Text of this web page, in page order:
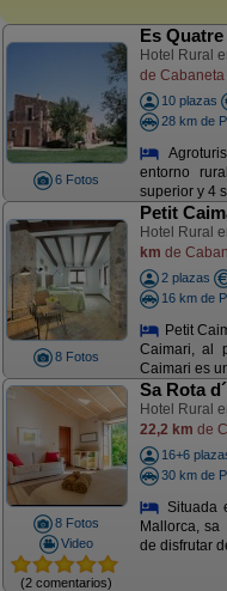
6 Fotos
Es
Hotel Rural
de
10 plazas
28 km de
entorno
superior y 4
8 Fotos
Petit
Hotel Rural
km de
2 plazas
16 km de
Petit
Caimari, al
Caimari es
8 Fotos
Video
(2 comentarios)
Sa Rota
Hotel Rural
22,2 km de
16+6
30 km de
Situada
Mallorca,
de disfrutar